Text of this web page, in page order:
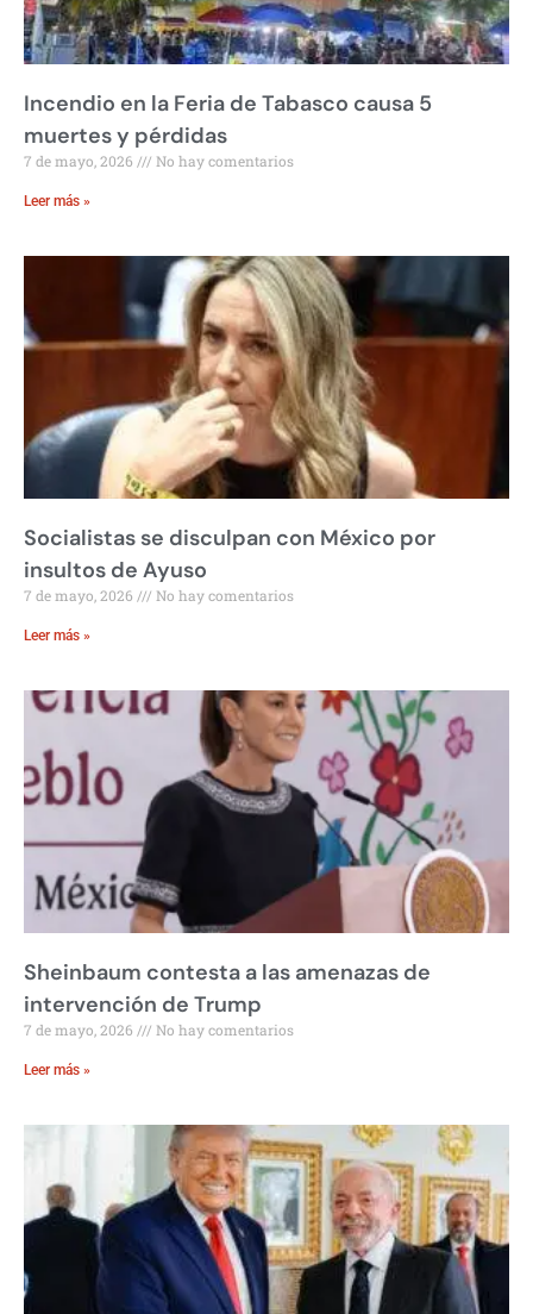
Incendio en la Feria de Tabasco causa 5
muertes y pérdidas
7 de mayo, 2026 No hay comentarios
Leer más »
Socialistas se disculpan con México por
insultos de Ayuso
7 de mayo, 2026 No hay comentarios
Leer más »
Sheinbaum contesta a las amenazas de
intervención de Trump
7 de mayo, 2026 No hay comentarios
Leer más »